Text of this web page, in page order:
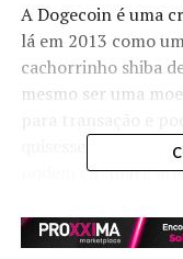
A Dogecoin é uma
lá em 2013 como
cachorrinho shiba
mesmo ser uma
quisesse (ou seja,
podem circular),
de dólar. Mas aí o
bem sabemos, tem
amadores em